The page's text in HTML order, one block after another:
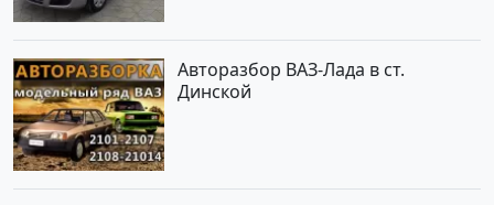
Авторазбор ВАЗ-Лада в ст.
Динской